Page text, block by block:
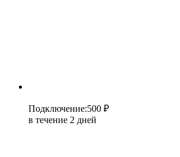
Подключение:500 ₽
в течение 2 дней